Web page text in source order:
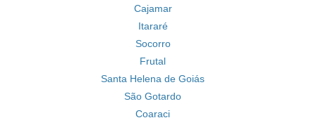
Cajamar
Itararé
Socorro
Frutal
Santa Helena de Goiás
São Gotardo
Coaraci